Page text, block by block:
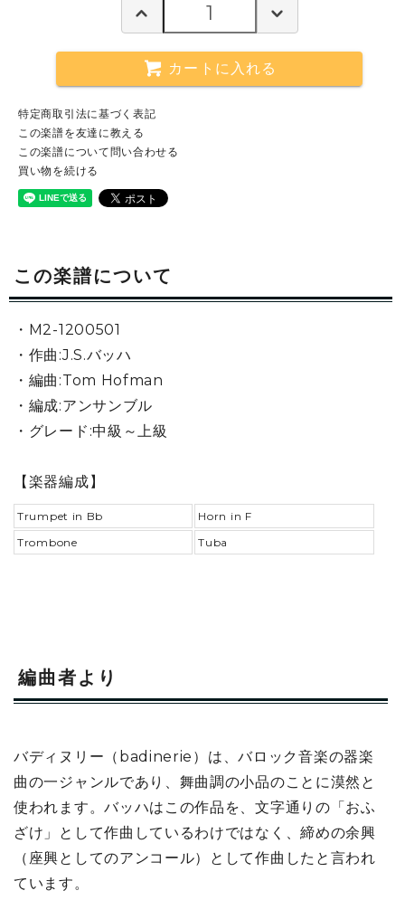
カートに入れる
特定商取引法に基づく表記
この楽譜を友達に教える
この楽譜について問い合わせる
買い物を続ける
この楽譜について
・M2-1200501
・作曲:J.S.バッハ
・編曲:Tom Hofman
・編成:アンサンブル
・グレード:中級～上級
【楽器編成】
Trumpet in Bb
Horn in F
Trombone
Tuba
編曲者より
バディヌリー（badinerie）は、バロック音楽の器楽
曲の一ジャンルであり、舞曲調の小品のことに漠然と
使われます。バッハはこの作品を、文字通りの「おふ
ざけ」として作曲しているわけではなく、締めの余興
（座興としてのアンコール）として作曲したと言われ
ています。